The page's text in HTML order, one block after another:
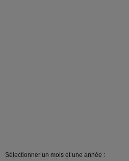
Sélectionner un mois et une année :